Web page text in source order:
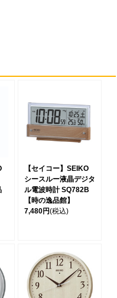
【セイコー】SEIKO
シースルー液晶デジタ
ル電波時計 SQ782B
【時の逸品館】
7,480円(税込)